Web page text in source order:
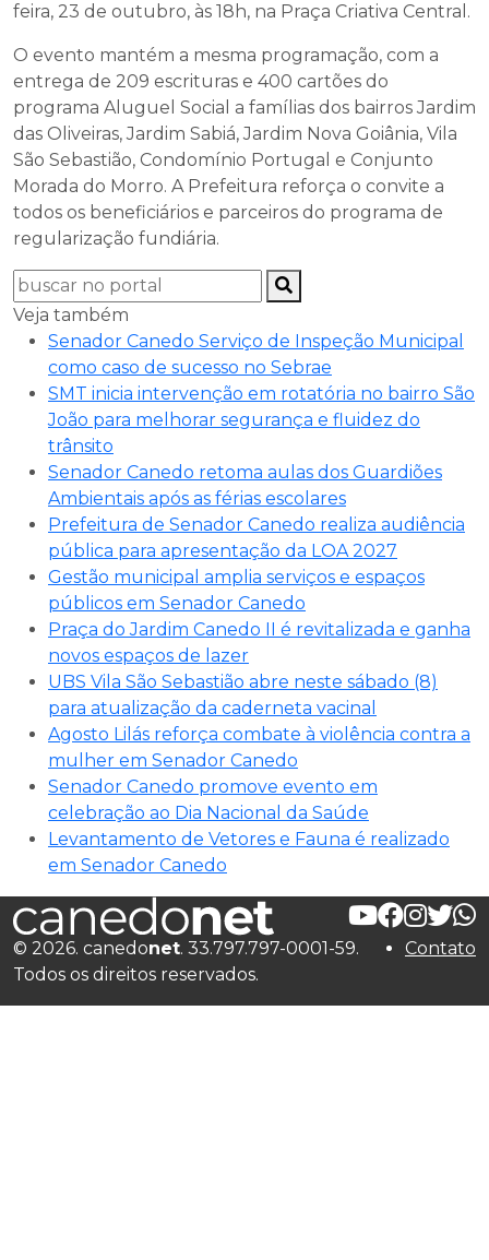
feira, 23 de outubro, às 18h, na Praça Criativa Central.
O evento mantém a mesma programação, com a
entrega de 209 escrituras e 400 cartões do
programa Aluguel Social a famílias dos bairros Jardim
das Oliveiras, Jardim Sabiá, Jardim Nova Goiânia, Vila
São Sebastião, Condomínio Portugal e Conjunto
Morada do Morro. A Prefeitura reforça o convite a
todos os beneficiários e parceiros do programa de
regularização fundiária.
Veja também
Senador Canedo Serviço de Inspeção Municipal
como caso de sucesso no Sebrae
SMT inicia intervenção em rotatória no bairro São
João para melhorar segurança e fluidez do
trânsito
Senador Canedo retoma aulas dos Guardiões
Ambientais após as férias escolares
Prefeitura de Senador Canedo realiza audiência
pública para apresentação da LOA 2027
Gestão municipal amplia serviços e espaços
públicos em Senador Canedo
Praça do Jardim Canedo II é revitalizada e ganha
novos espaços de lazer
UBS Vila São Sebastião abre neste sábado (8)
para atualização da caderneta vacinal
Agosto Lilás reforça combate à violência contra a
mulher em Senador Canedo
Senador Canedo promove evento em
celebração ao Dia Nacional da Saúde
Levantamento de Vetores e Fauna é realizado
em Senador Canedo
© 2026. canedonet. 33.797.797-0001-59.
Todos os direitos reservados.
Contato